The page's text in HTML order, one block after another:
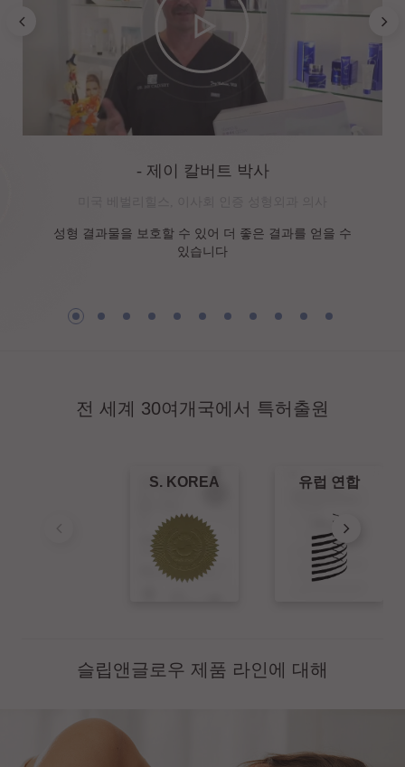
- 제이 칼버트 박사
성형 결과물을 보호할 수 있어 더 좋은 결과를 얻을 수
있습니다
전 세계 30여개국에서 특허출원
S. KOREA 유럽 연합
슬립앤글로우 제품 라인에 대해